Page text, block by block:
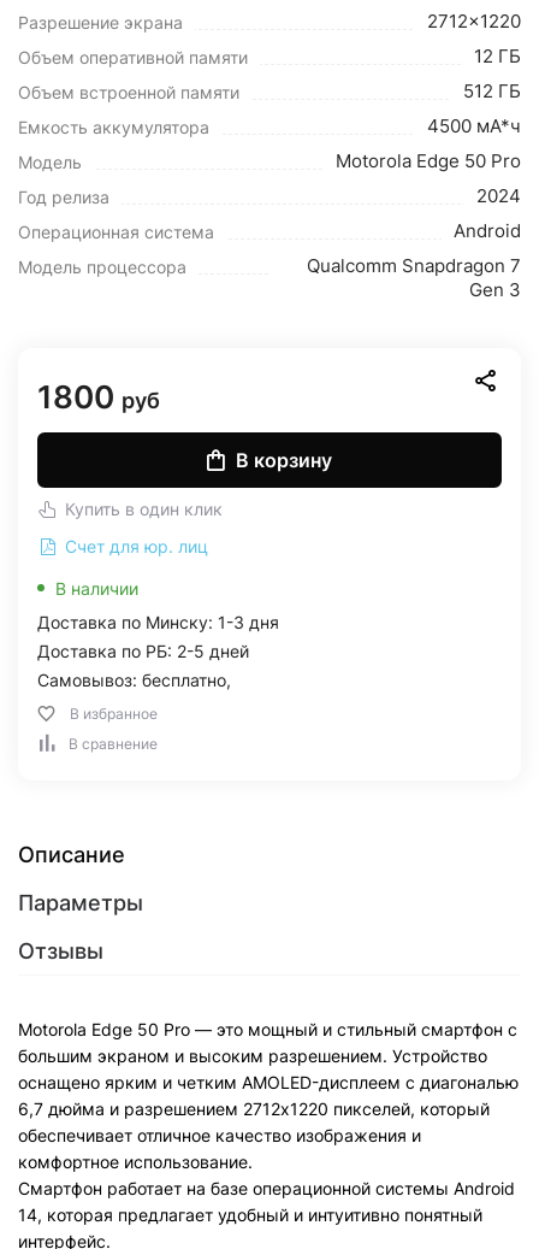
Разрешение экрана 2712x1220
Объем оперативной памяти 12 ГБ
Объем встроенной памяти 512 ГБ
Емкость аккумулятора 4500 мА*ч
Модель Motorola Edge 50 Pro
Год релиза 2024
Операционная система Android
Модель процессора
Qualcomm Snapdragon 7
Gen 3
1800 руб
В корзину
Купить в один клик
Счет для юр. лиц
В наличии
Доставка по Минску: 1-3 дня
Доставка по РБ: 2-5 дней
Самовывоз: бесплатно,
В избранное
В сравнение
Описание
Параметры
Отзывы
Motorola Edge 50 Pro — это мощный и стильный смартфон с
большим экраном и высоким разрешением. Устройство
оснащено ярким и четким AMOLED-дисплеем с диагональю
6,7 дюйма и разрешением 2712x1220 пикселей, который
обеспечивает отличное качество изображения и
комфортное использование.
Смартфон работает на базе операционной системы Android
14, которая предлагает удобный и интуитивно понятный
интерфейс.